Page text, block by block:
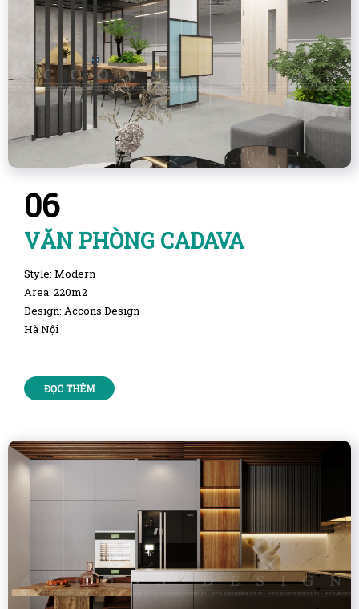
06
VĂN PHÒNG CADAVA
Style: Modern
Area: 220m2
Design: Accons Design
Hà Nội
ĐỌC THÊM